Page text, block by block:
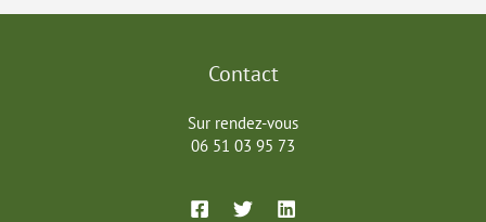
Contact
Sur rendez-vous
06 51 03 95 73